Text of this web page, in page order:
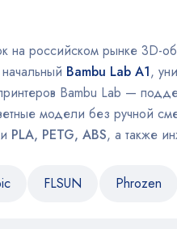
российском рынке 3D-
Bambu Lab A1,
Bambu Lab —
модели без ручной
PLA, PETG, ABS, а также
FLSUN Phrozen